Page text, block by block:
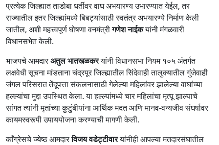
प्रत्येक जिल्ह्यात ताडोबा धर्तीवर वाघ अभयारण्य उभारण्यात येईल, तर
राज्यातील इतर जिल्ह्यांमध्ये बिबट्यांसाठी स्वतंत्र अभयारण्ये निर्माण केली
जातील, अशी महत्त्वपूर्ण घोषणा वनमंत्रीगणेश नाईकयांनी मंगळवारी
विधानसभेत केली.
भाजपचे आमदारअतुल भातखळकरयांनी विधानसभा नियम १०५ अंतर्गत
लक्षवेधी सूचना मांडताना चंद्रपूर जिल्ह्यातील सिंदेवाही तालुक्यातील गुंजेवाही
जंगल परिसरात तेंदूपत्ता संकलनासाठी गेलेल्या महिलांवर झालेल्या वाघांच्या
हल्ल्यांचा मुद्दा उपस्थित केला. या हल्ल्यांमध्ये चार महिलांचा मृत्यू झाल्याचे
सांगत त्यांनी मृतांच्या कुटुंबीयांना आर्थिक मदत आणि मानव-वन्यजीव संघर्षावर
कायमस्वरूपी उपाययोजना करण्याची मागणी केली.
काँग्रेसचे ज्येष्ठ आमदारविजय वडेट्टीवारयांनीही आपल्या मतदारसंघातील